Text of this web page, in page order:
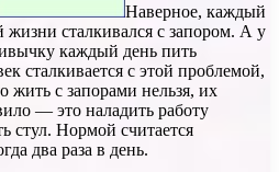
Наверное, каждый
жизни сталкивался с запором. А у
каждый день пить
сталкивается с этой проблемой,
жить с запорами нельзя, их
— это наладить работу
стул. Нормой считается
два раза в день.